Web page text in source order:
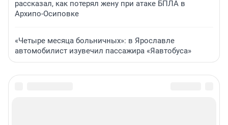
рассказал, как потерял жену при атаке БПЛА в
Архипо-Осиповке
«Четыре месяца больничных»: в Ярославле
автомобилист изувечил пассажира «Яавтобуса»